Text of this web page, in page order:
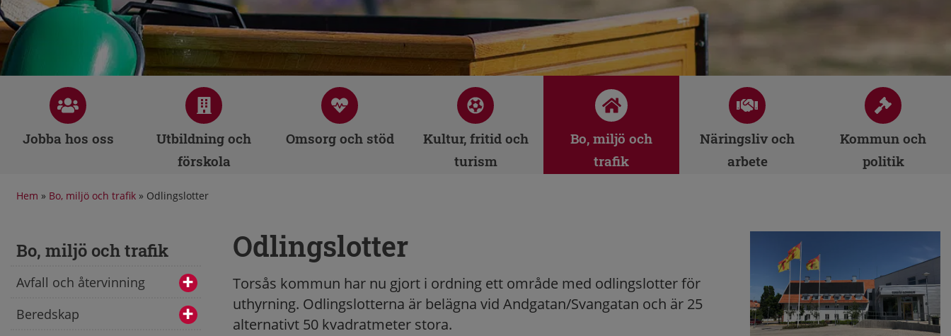
Jobba hos oss
Utbildning och
förskola
Omsorg och stöd
Kultur, fritid och
turism
Bo, miljö och
trafik
Näringsliv och
arbete
Kommun och
politik
Hem » Bo, miljö och trafik » Odlingslotter
Bo, miljö och trafik
Avfall och återvinning
Beredskap
Odlingslotter
Torsås kommun har nu gjort i ordning ett område med odlingslotter för
uthyrning. Odlingslotterna är belägna vid Andgatan/Svangatan och är 25
alternativt 50 kvadratmeter stora.